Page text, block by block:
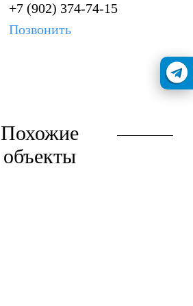
расчетов. Подходит под
ипотеку и материнский
+7 (902) 374-74-15
Позвонить
Похожие
объекты